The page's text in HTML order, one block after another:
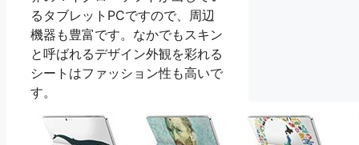
るタブレットPCですので、周辺
機器も豊富です。なかでもスキン
と呼ばれるデザイン外観を彩れる
シートはファッション性も高いで
す。